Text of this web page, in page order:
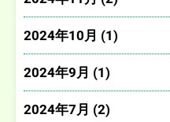
2024年10月 (1)
2024年9月 (1)
2024年7月 (2)